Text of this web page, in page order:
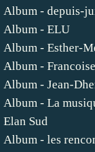
Album - depuis-
Album - ELU
Album - Esther-
Album -
Album - Jean-
Album - La
Elan Sud
Album - les